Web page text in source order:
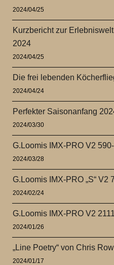
2024/04/25
Kurzbericht zur
2024
2024/04/25
Die frei lebenden
2024/04/24
Perfekter Saisonanfang
2024/03/30
G.Loomis IMX-PRO V2
2024/03/28
G.Loomis IMX-PRO „S“ V2
2024/02/24
G.Loomis IMX-PRO V2
2024/01/26
„Line Poetry“ von Chris
2024/01/17